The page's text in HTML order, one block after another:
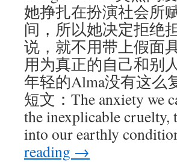
她挣扎在扮演社会所
间，所以她决定拒绝
说，就不用带上假面
用为真正的自己和别
年轻的Alma没有这么
短文：The anxiety we
the inexplicable cruelty,
into our earthly
reading →